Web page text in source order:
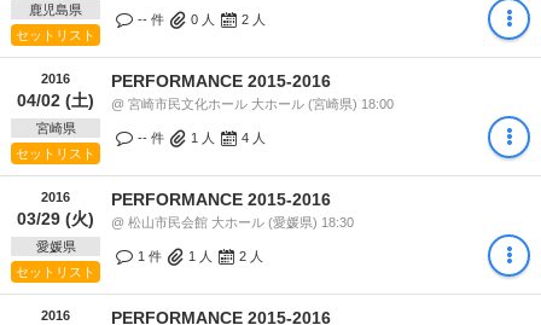
鹿児島県
セットリスト
-- 件 0 人 2 人
2016
04/02 (土)
宮崎県
セットリスト
PERFORMANCE 2015-2016
@ 宮崎市民文化ホール 大ホール (宮崎県) 18:00
-- 件 1 人 4 人
2016
03/29 (火)
愛媛県
セットリスト
PERFORMANCE 2015-2016
@ 松山市民会館 大ホール (愛媛県) 18:30
1 件 1 人 2 人
2016 PERFORMANCE 2015-2016